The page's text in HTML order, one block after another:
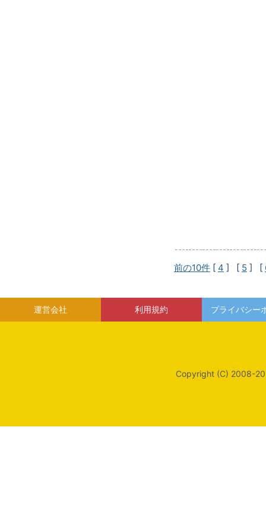
前の10件 [ 4 ] [ 5 ] [
運営会社 利用規約 プライバシー
Copyright (C) 2008-